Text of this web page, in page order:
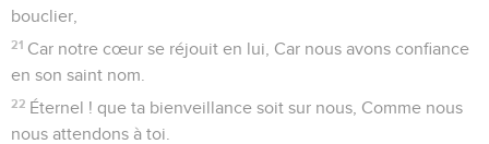
bouclier,
21 Car notre cœur se réjouit en lui, Car nous avons confiance
en son saint nom.
22 Éternel ! que ta bienveillance soit sur nous, Comme nous
nous attendons à toi.